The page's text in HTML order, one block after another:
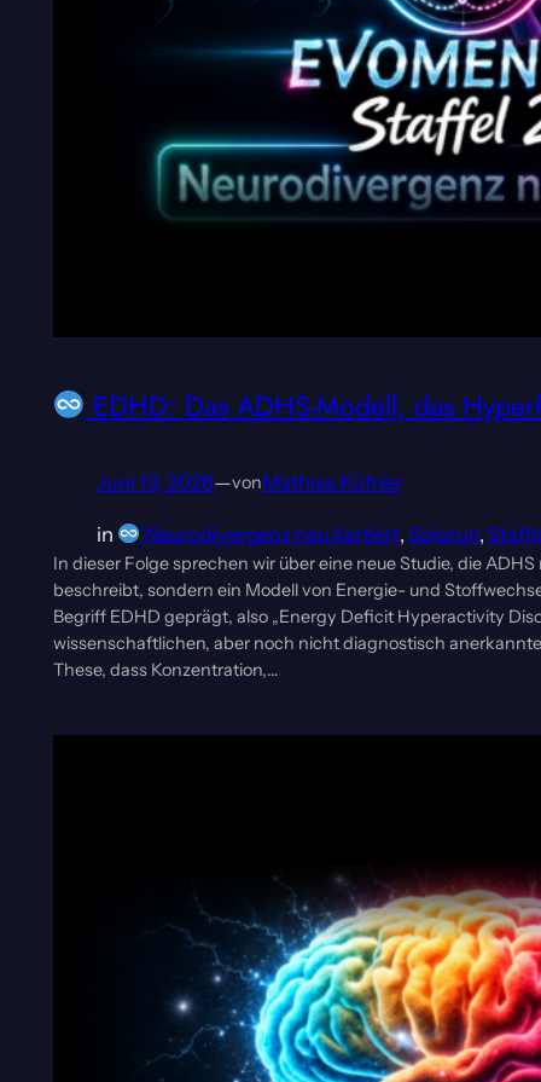
EDHD: Das ADHS-Modell, das
Juni 13, 2026—vonMathias Küfner
in Neurodivergenz neu kartiert, Solorun,
In dieser Folge sprechen wir über eine neue Studie, die
beschreibt, sondern ein Modell von Energie- und
Begriff EDHD geprägt, also „Energy Deficit Hyperactivity
wissenschaftlichen, aber noch nicht diagnostisch
These, dass Konzentration,…